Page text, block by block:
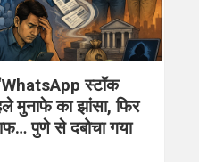
स्टॉक
मुनाफे का झांसा, फिर
पुणे से दबोचा गया